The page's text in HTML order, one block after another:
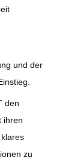
und der
den
ihren
zu